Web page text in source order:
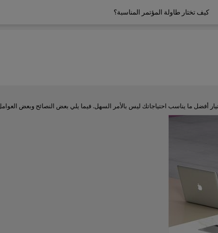
كيف تختار طاولة المؤتمر المناسبة؟
أفضل ما يناسب احتياجاتك ليس بالأمر السهل. فيما يلي بعض النصائح وبعض